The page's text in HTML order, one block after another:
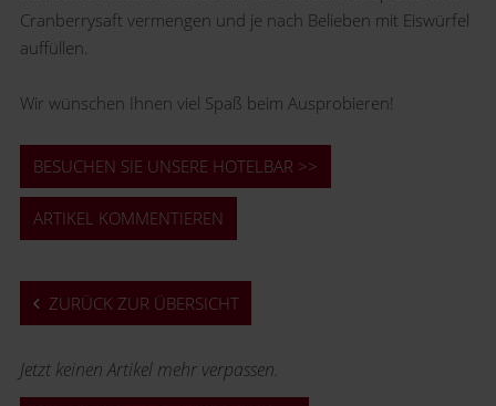
Cranberrysaft vermengen und je nach Belieben mit Eiswürfel
auffüllen.
Wir wünschen Ihnen viel Spaß beim Ausprobieren!
BESUCHEN SIE UNSERE HOTELBAR >>
ARTIKEL KOMMENTIEREN
ZURÜCK ZUR ÜBERSICHT
Jetzt keinen Artikel mehr verpassen.